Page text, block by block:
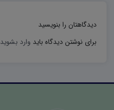
دیدگاهتان را بنویسید
برای نوشتن دیدگاه باید وارد بشوید